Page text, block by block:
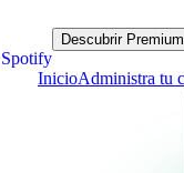
Spotify
Descubrir Premium
InicioAdministra tu